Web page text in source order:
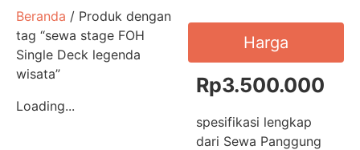
Beranda / Produk dengan
tag “sewa stage FOH
Single Deck legenda
wisata”
Loading...
Harga
Rp3.500.000
spesifikasi lengkap
dari Sewa Panggung